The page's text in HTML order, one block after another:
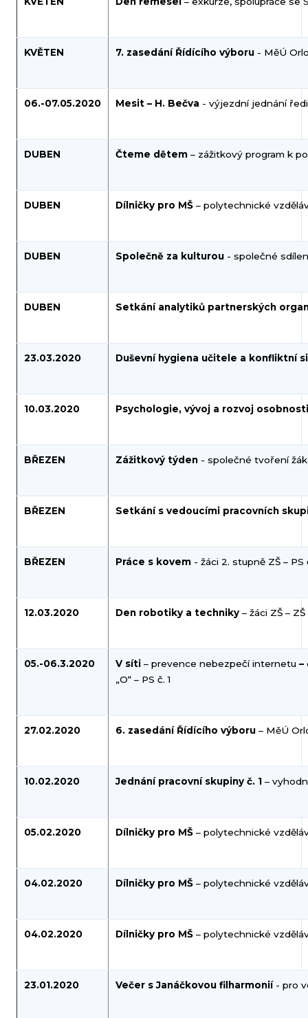
KVĚTEN 7. zasedání Řídícího výboru- MěÚ
06.-07.05.2020 Mesit – H. Bečva - výjezdní jednání
DUBEN Čteme dětem – zážitkový program k
DUBEN Dílničky pro MŠ – polytechnické
DUBEN Společně za kulturou - společné
DUBEN Setkání analytiků partnerských
23.03.2020 Duševní hygiena učitele a konfliktní
10.03.2020 Psychologie, vývoj a rozvoj
BŘEZEN Zážitkový týden- společné tvoření
BŘEZEN Setkání s vedoucími pracovních
BŘEZEN Práce s kovem- žáci 2. stupně ZŠ – PS
12.03.2020 Den robotiky a techniky – žáci ZŠ –
05.-06.3.2020 V síti – prevence nebezpečí internetu –
„O“ – PS č. 1
27.02.2020 6. zasedání Řídícího výboru– MěÚ
10.02.2020 Jednání pracovní skupiny č. 1–
05.02.2020 Dílničky pro MŠ – polytechnické
04.02.2020 Dílničky pro MŠ – polytechnické
04.02.2020 Dílničky pro MŠ – polytechnické
23.01.2020 Večer s Janáčkovou filharmonií - pro